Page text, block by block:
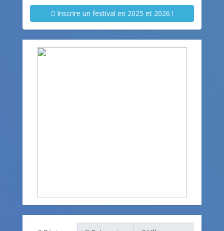
Inscrire un festival en 2025 et 2026 !